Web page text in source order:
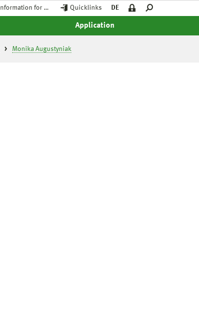
Information for … Quicklinks DE
Application
Monika Augustyniak